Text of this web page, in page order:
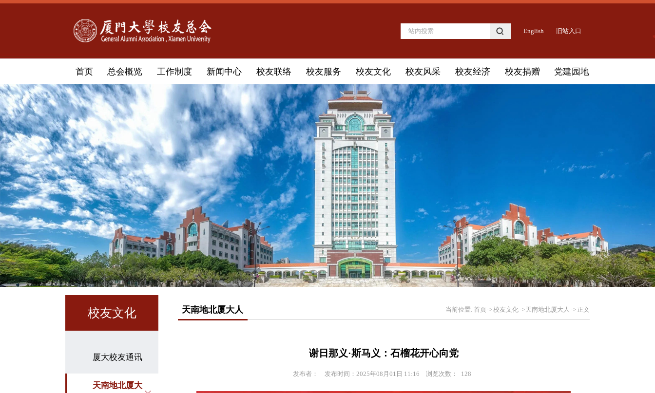
English 旧站入口
首页 总会概览 工作制度 新闻中心 校友联络 校友服务 校友文化 校友风采 校友经济 校友捐赠 党建园地
校友文化
厦大校友通讯
天南地北厦大
天南地北厦大人 当前位置: 首页->校友文化->天南地北厦大人 -> 正文
谢日那义·斯马义：石榴花开心向党
发布者： 发布时间：2025年08月01日 11:16 浏览次数： 128